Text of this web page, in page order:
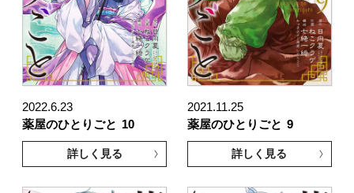
2022.6.23
薬屋のひとりごと 10
詳しく見る
2021.11.25
薬屋のひとりごと 9
詳しく見る